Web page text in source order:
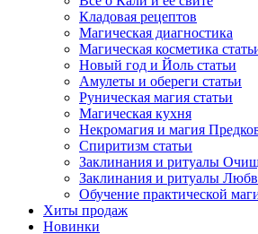
Кладовая рецептов
Магическая диагностика
Магическая косметика
Новый год и Йоль статьи
Амулеты и обереги статьи
Руническая магия статьи
Магическая кухня
Некромагия и магия
Спиритизм статьи
Заклинания и ритуалы
Заклинания и ритуалы
Обучение практической
Хиты продаж
Новинки